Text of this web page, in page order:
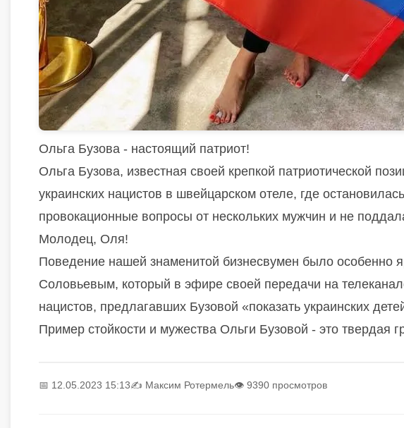
Ольга Бузова - настоящий патриот!
Ольга Бузова, известная своей крепкой патриотической
украинских нацистов в швейцарском отеле, где
провокационные вопросы от нескольких мужчин и не
Молодец, Оля!
Поведение нашей знаменитой бизнесвумен было особенно
Соловьевым, который в эфире своей передачи на
нацистов, предлагавших Бузовой «показать украинских
Пример стойкости и мужества Ольги Бузовой - это твердая
📅 12.05.2023 15:13✍️ Максим Ротермель👁 9390 просмотров